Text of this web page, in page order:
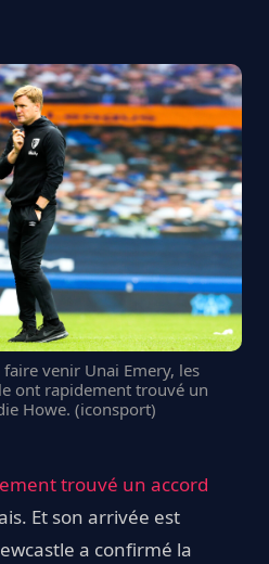
venir Unai Emery, les
ont rapidement trouvé un
Howe. (iconsport)
trouvé un accord
Et son arrivée est
a confirmé la